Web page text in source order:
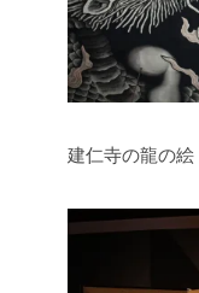
建仁寺の龍の絵